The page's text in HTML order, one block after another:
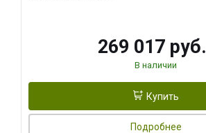
269 017 руб.
В наличии
Купить
Подробнее